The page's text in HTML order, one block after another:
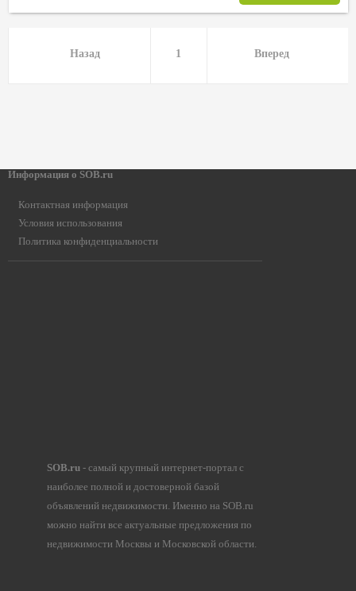
Назад 1 Вперед
Информация о SOB.ru
Контактная информация
Условия использования
Политика конфиденциальности
SOB.ru- самый крупный интернет-портал с
наиболее полной и достоверной базой
объявлений недвижимости. Именно на SOB.ru
можно найти все актуальные предложения по
недвижимости Москвы и Московской области.